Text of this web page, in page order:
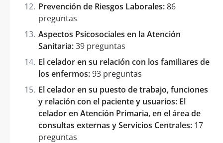
Prevención de Riesgos Laborales:86
preguntas
Aspectos Psicosociales en la Atención
Sanitaria:39 preguntas
El celador en su relación con los familiares de
los enfermos:93 preguntas
El celador en su puesto de trabajo, funciones
y relación con el paciente y usuarios: El
celador en Atención Primaria, en el área de
consultas externas y Servicios Centrales: 17
preguntas